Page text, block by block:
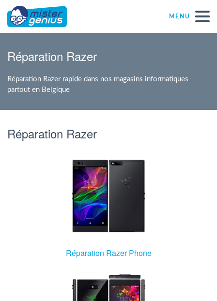
MENU
Magasins informatiques toutes marques
Indépendant
PME
ASBL
Agent Windows
Agent Mac
Nl
Réparation Razer
Réparation Razer rapide dans nos magasins informatiques
partout en Belgique
Réparation Razer
Réparation Razer Phone